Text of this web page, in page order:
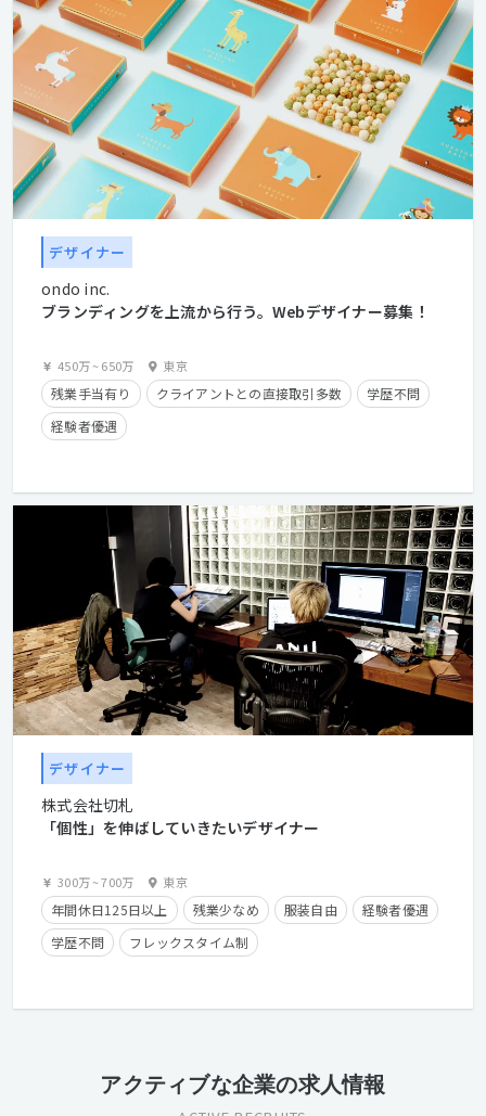
デザイナー
ondo inc.
ブランディングを上流から行う。Webデザイナー募集！
450万~650万 東京
残業手当有り クライアントとの直接取引多数
学歴不問
経験者優遇
デザイナー
株式会社切札
「個性」を伸ばしていきたいデザイナー
300万~700万 東京
年間休日125日以上 残業少なめ 服装自由
経験者優遇
学歴不問
フレックスタイム制
アクティブな企業の求人情報